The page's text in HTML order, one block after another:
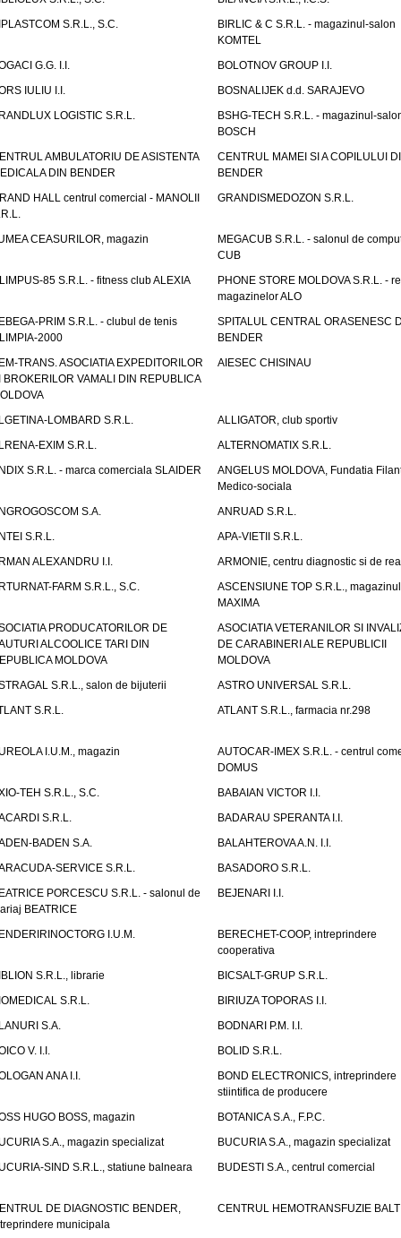
S.R.L., S.C.
BIRLIC & C S.R.L. - magazinul-salon
KOMTEL
G.G. I.I.
BOLOTNOV GROUP I.I.
IULIU I.I.
BOSNALIJEK d.d. SARAJEVO
LOGISTIC S.R.L.
BSHG-TECH S.R.L. - magazinul-
BOSCH
AMBULATORIU DE ASISTENTA
DIN BENDER
CENTRUL MAMEI SI A COPILULUI
BENDER
HALL centrul comercial - MANOLII
GRANDISMEDOZON S.R.L.
CEASURILOR, magazin
MEGACUB S.R.L. - salonul de
CUB
85 S.R.L. - fitness club ALEXIA
PHONE STORE MOLDOVA S.R.L. -
magazinelor ALO
PRIM S.R.L. - clubul de tenis
2000
SPITALUL CENTRAL ORASENESC
BENDER
TRANS. ASOCIATIA EXPEDITORILOR
BROKERILOR VAMALI DIN REPUBLICA
AIESEC CHISINAU
LOMBARD S.R.L.
ALLIGATOR, club sportiv
EXIM S.R.L.
ALTERNOMATIX S.R.L.
S.R.L. - marca comerciala SLAIDER
ANGELUS MOLDOVA, Fundatia
Medico-sociala
S.A.
ANRUAD S.R.L.
S.R.L.
APA-VIETII S.R.L.
ALEXANDRU I.I.
ARMONIE, centru diagnostic si de
FARM S.R.L., S.C.
ASCENSIUNE TOP S.R.L., magazinul
MAXIMA
PRODUCATORILOR DE
ALCOOLICE TARI DIN
MOLDOVA
ASOCIATIA VETERANILOR SI
DE CARABINERI ALE REPUBLICII
MOLDOVA
S.R.L., salon de bijuterii
ASTRO UNIVERSAL S.R.L.
S.R.L.
ATLANT S.R.L., farmacia nr.298
I.U.M., magazin
AUTOCAR-IMEX S.R.L. - centrul
DOMUS
TEH S.R.L., S.C.
BABAIAN VICTOR I.I.
S.R.L.
BADARAU SPERANTA I.I.
BADEN S.A.
BALAHTEROVA A.N. I.I.
SERVICE S.R.L.
BASADORO S.R.L.
PORCESCU S.R.L. - salonul de
BEATRICE
BEJENARI I.I.
I.U.M.
BERECHET-COOP, intreprindere
cooperativa
S.R.L., librarie
BICSALT-GRUP S.R.L.
S.R.L.
BIRIUZA TOPORAS I.I.
S.A.
BODNARI P.M. I.I.
V. I.I.
BOLID S.R.L.
ANA I.I.
BOND ELECTRONICS, intreprindere
stiintifica de producere
HUGO BOSS, magazin
BOTANICA S.A., F.P.C.
S.A., magazin specializat
BUCURIA S.A., magazin specializat
SIND S.R.L., statiune balneara
BUDESTI S.A., centrul comercial
DE DIAGNOSTIC BENDER,
municipala
CENTRUL HEMOTRANSFUZIE